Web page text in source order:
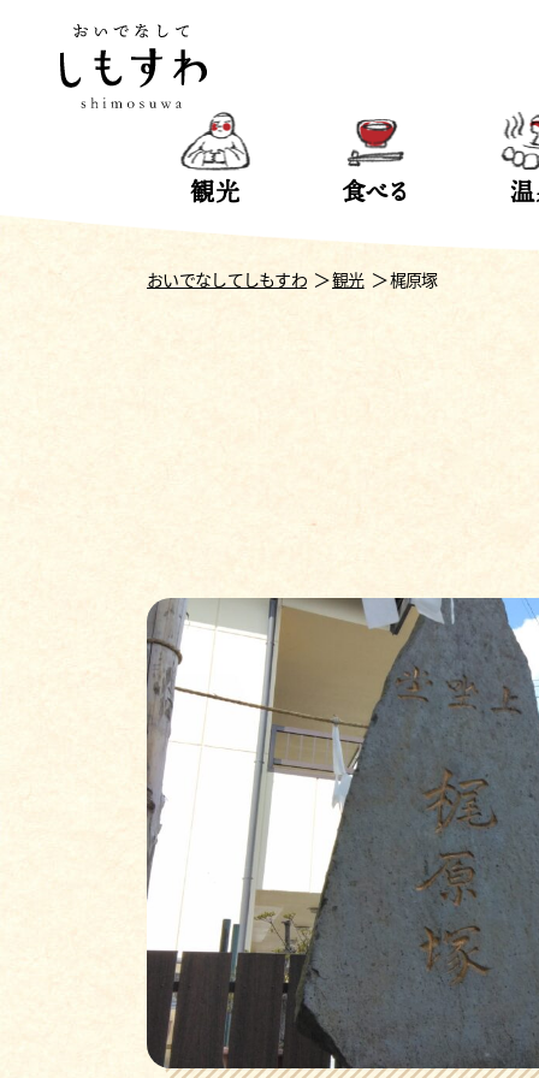
観光 食べる
おいでなしてしもすわ 観光 梶原塚